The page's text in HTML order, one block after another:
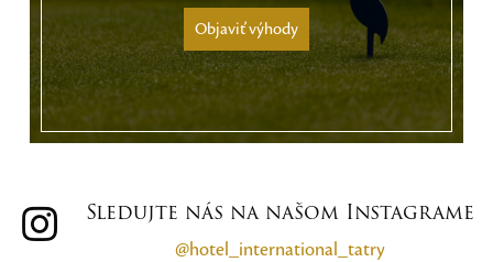
Objaviť výhody
Sledujte nás na našom Instagrame
@hotel_international_tatry